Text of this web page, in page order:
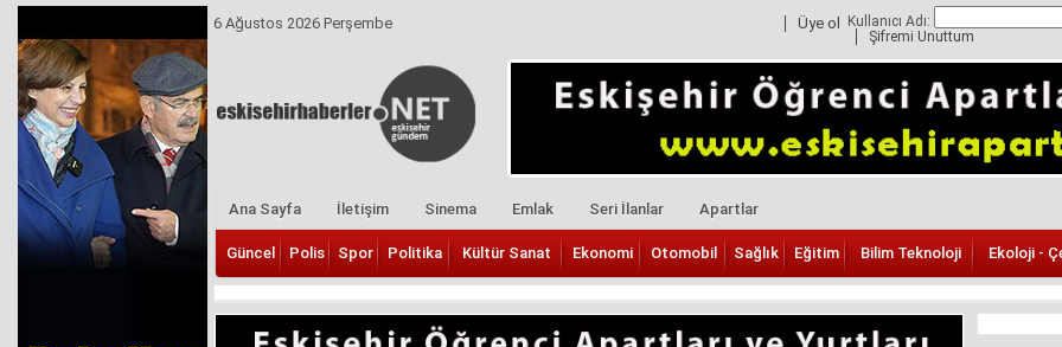
6 Ağustos 2026 Perşembe Üye ol Kullanıcı Adı:
Şifremi Unuttum
Ana Sayfa İletişim Sinema Emlak Seri İlanlar Apartlar
Güncel Polis Spor Politika Kültür Sanat Ekonomi Otomobil Sağlık Eğitim Bilim Teknoloji Ekoloji -